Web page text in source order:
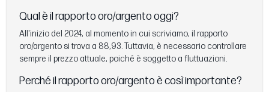
Qual è il rapporto oro/argento oggi?
All'inizio del 2024, al momento in cui scriviamo, il rapporto
oro/argento si trova a 88,93. Tuttavia, è necessario controllare
sempre il prezzo attuale, poiché è soggetto a fluttuazioni.
Perché il rapporto oro/argento è così importante?